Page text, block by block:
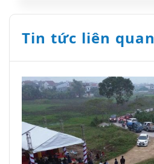
Tin tức liên quan